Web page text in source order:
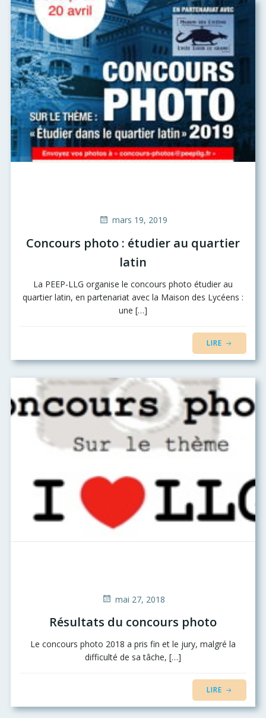
mars 19, 2019
Concours photo : étudier au quartier
latin
La PEEP-LLG organise le concours photo étudier au
quartier latin, en partenariat avec la Maison des Lycéens :
une […]
LIRE
mai 27, 2018
Résultats du concours photo
Le concours photo 2018 a pris fin et le jury, malgré la
difficulté de sa tâche, […]
LIRE